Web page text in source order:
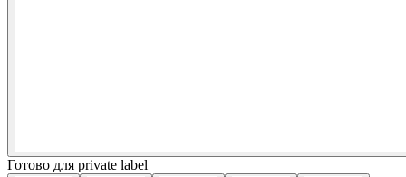
Готово для private label